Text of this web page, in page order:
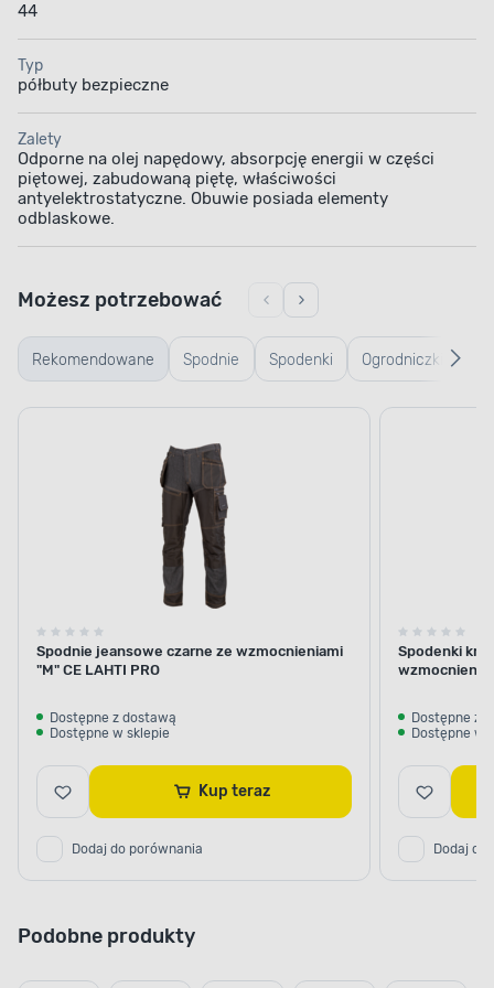
44
Typ
półbuty bezpieczne
Zalety
Odporne na olej napędowy, absorpcję energii w części
piętowej, zabudowaną piętę, właściwości
antyelektrostatyczne. Obuwie posiada elementy
odblaskowe.
Rekomendowane Spodnie
robocze
Spodenki
robocze
Ogrodniczki
Możesz potrzebować
Spodnie jeansowe czarne ze wzmocnieniami
"M" CE LAHTI PRO
Dostępne z dostawą
Dostępne w sklepie
Kup teraz
Dodaj do porównania
Spodenki
Dostępne z
Dostępne w
Dodaj do
Podobne produkty